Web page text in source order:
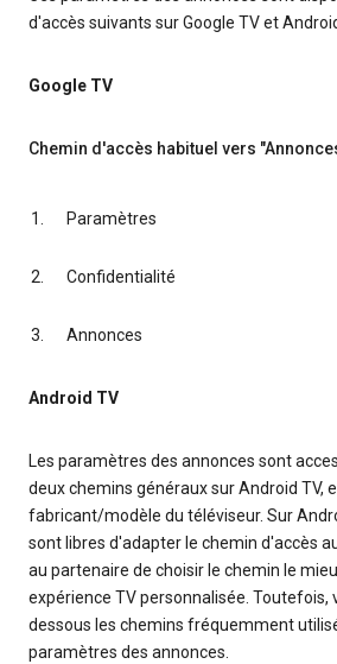
d'accès suivants sur Google TV et
Google TV
Chemin d'accès habituel vers
Paramètres
Confidentialité
Annonces
Android TV
Les paramètres des annonces sont
deux chemins généraux sur Android TV,
fabricant/modèle du téléviseur. Sur
sont libres d'adapter le chemin d'accès
au partenaire de choisir le chemin le
expérience TV personnalisée. Toutefois,
dessous les chemins fréquemment
paramètres des annonces.